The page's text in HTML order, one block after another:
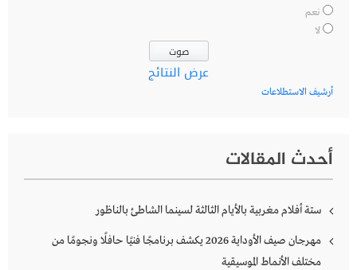
نعم
لا
عرض النتائج
أرشيف الاستطلاعات
أحدث المقالات
ستة أفلام مغربية بالأيام الثالثة لسينما الشاطئ بالناظور
مهرجان صيف الأوداية 2026 يكشف برنامجًا فنيًا حافلًا ونجومًا من
مختلف الأنماط الموسيقية